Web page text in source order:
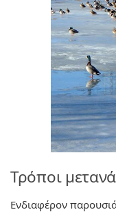
Τρόποι
Ενδιαφέρον